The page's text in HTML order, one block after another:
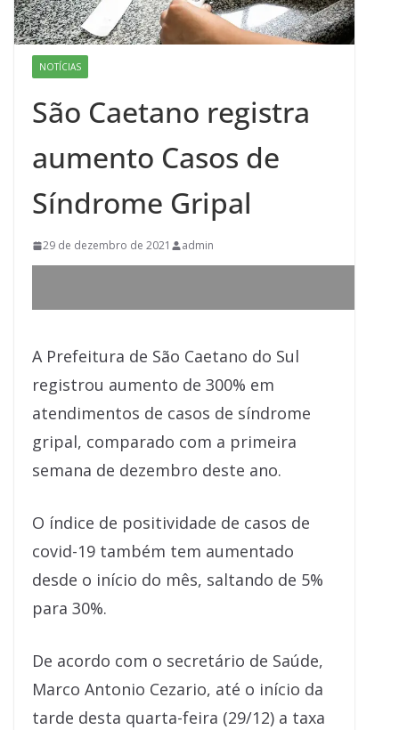
NOTÍCIAS
São Caetano registra
aumento Casos de
Síndrome Gripal
29 de dezembro de 2021 admin
A Prefeitura de São Caetano do Sul
registrou aumento de 300% em
atendimentos de casos de síndrome
gripal, comparado com a primeira
semana de dezembro deste ano.
O índice de positividade de casos de
covid-19 também tem aumentado
desde o início do mês, saltando de 5%
para 30%.
De acordo com o secretário de Saúde,
Marco Antonio Cezario, até o início da
tarde desta quarta-feira (29/12) a taxa